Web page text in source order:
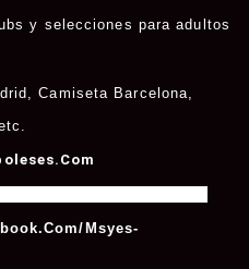
y selecciones para adultos
,Camiseta Barcelona,
msyes-